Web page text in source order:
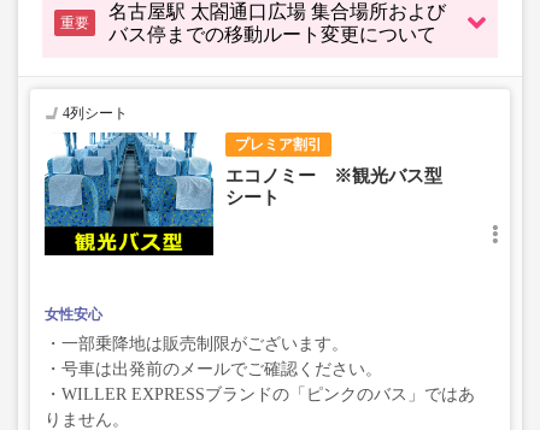
重要
名古屋駅 太閤通口広場 集合場所および
バス停までの移動ルート変更について
プレミア割引
4列シート
エコノミー ※観光バス型
シート
女性安心
・一部乗降地は販売制限がございます。
・号車は出発前のメールでご確認ください。
・WILLER EXPRESSブランドの「ピンクのバス」ではあ
りません。